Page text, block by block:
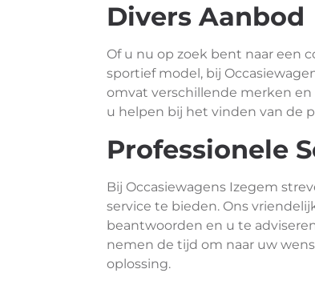
Divers Aanbod
Of u nu op zoek bent naar een
sportief model, bij
omvat verschillende merken en
u helpen bij het vinden van de
Professionele
Bij Occasiewagens Izegem
service te bieden. Ons
beantwoorden en u te
nemen de tijd om naar uw
oplossing.